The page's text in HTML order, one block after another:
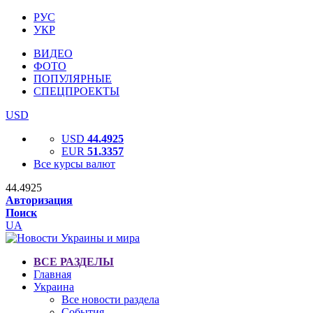
РУС
УКР
ВИДЕО
ФОТО
ПОПУЛЯРНЫЕ
СПЕЦПРОЕКТЫ
USD
USD 44.4925
EUR 51.3357
Все курсы валют
44.4925
Авторизация
Поиск
UA
ВСЕ РАЗДЕЛЫ
Главная
Украина
Все новости раздела